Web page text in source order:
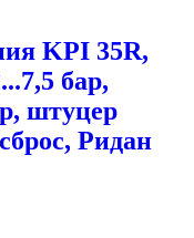
KPI 35R,
бар,
штуцер
Ридан